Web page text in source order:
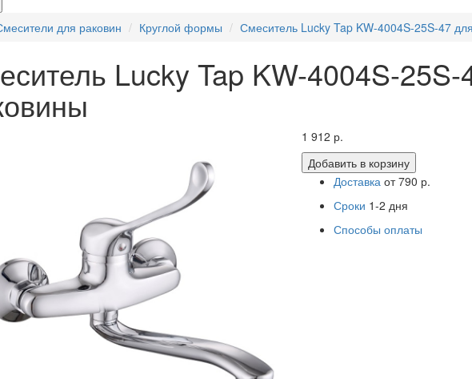
для раковин
Круглой формы Смеситель Lucky Tap KW-4004S-25S-47
Lucky Tap KW-4004S-25S-
1 912 р.
Добавить вкорзину
Доставкаот 790 р.
Сроки 1-2 дня
Способы оплаты